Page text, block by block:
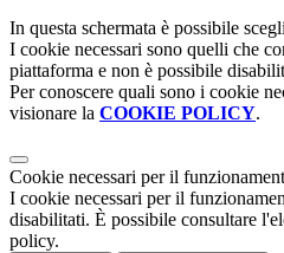
In questa schermata è possibile
I cookie necessari sono quelli che
piattaforma e non è possibile
Per conoscere quali sono i cookie
visionare la COOKIE POLICY.
Cookie necessari per il
I cookie necessari per il
disabilitati. È possibile consultare
policy.